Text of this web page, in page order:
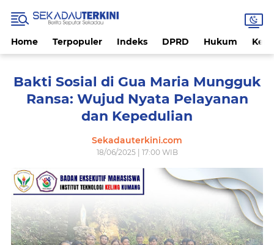
Home Terpopuler Indeks DPRD Hukum
Bakti Sosial di Gua Maria Mungguk
Ransa: Wujud Nyata Pelayanan
dan Kepedulian
Sekadauterkini.com
18/06/2025 | 17:00 WIB